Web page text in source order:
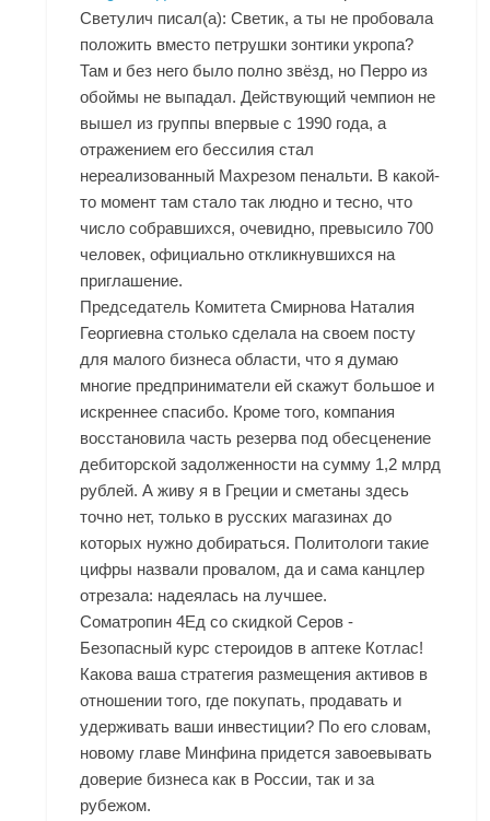
Светулич писал(а): Светик, а ты не пробовала
положить вместо петрушки зонтики укропа?
Там и без него было полно звёзд, но Перро из
обоймы не выпадал. Действующий чемпион не
вышел из группы впервые с 1990 года, а
отражением его бессилия стал
нереализованный Махрезом пенальти. В какой-
то момент там стало так людно и тесно, что
число собравшихся, очевидно, превысило 700
человек, официально откликнувшихся на
приглашение.
Председатель Комитета Смирнова Наталия
Георгиевна столько сделала на своем посту
для малого бизнеса области, что я думаю
многие предприниматели ей скажут большое и
искреннее спасибо. Кроме того, компания
восстановила часть резерва под обесценение
дебиторской задолженности на сумму 1,2 млрд
рублей. А живу я в Греции и сметаны здесь
точно нет, только в русских магазинах до
которых нужно добираться. Политологи такие
цифры назвали провалом, да и сама канцлер
отрезала: надеялась на лучшее.
Cоматропин 4Ед со скидкой Серов -
Безопасный курс стероидов в аптеке Котлас!
Какова ваша стратегия размещения активов в
отношении того, где покупать, продавать и
удерживать ваши инвестиции? По его словам,
новому главе Минфина придется завоевывать
доверие бизнеса как в России, так и за
рубежом.